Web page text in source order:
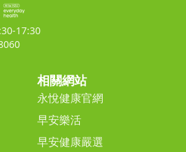
17:30
相關網站
永悅健康官網
早安樂活
早安健康嚴選